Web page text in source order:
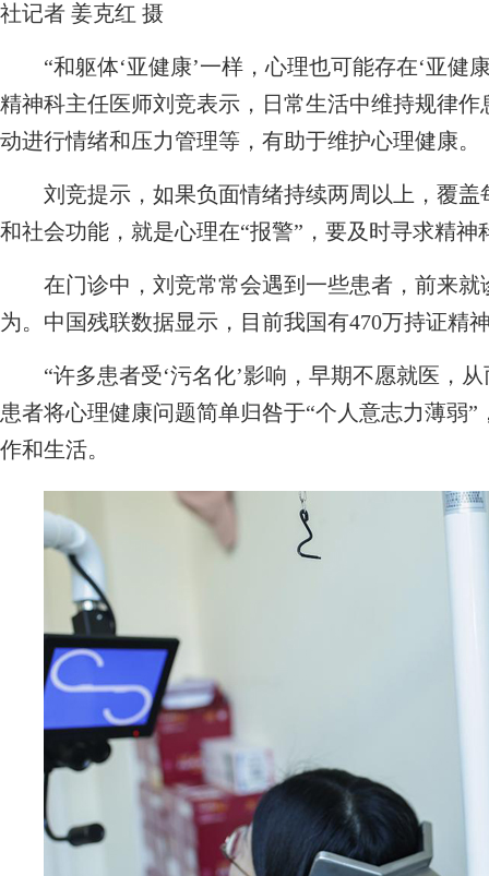
社记者 姜克红 摄
“和躯体‘亚健康’一样，心理也可能存在‘亚健
精神科主任医师刘竞表示，日常生活中维持规律
动进行情绪和压力管理等，有助于维护心理健康。
刘竞提示，如果负面情绪持续两周以上，覆盖
和社会功能，就是心理在“报警”，要及时寻求精神
在门诊中，刘竞常常会遇到一些患者，前来就
为。中国残联数据显示，目前我国有470万持证精
“许多患者受‘污名化’影响，早期不愿就医，从
患者将心理健康问题简单归咎于“个人意志力薄弱
作和生活。